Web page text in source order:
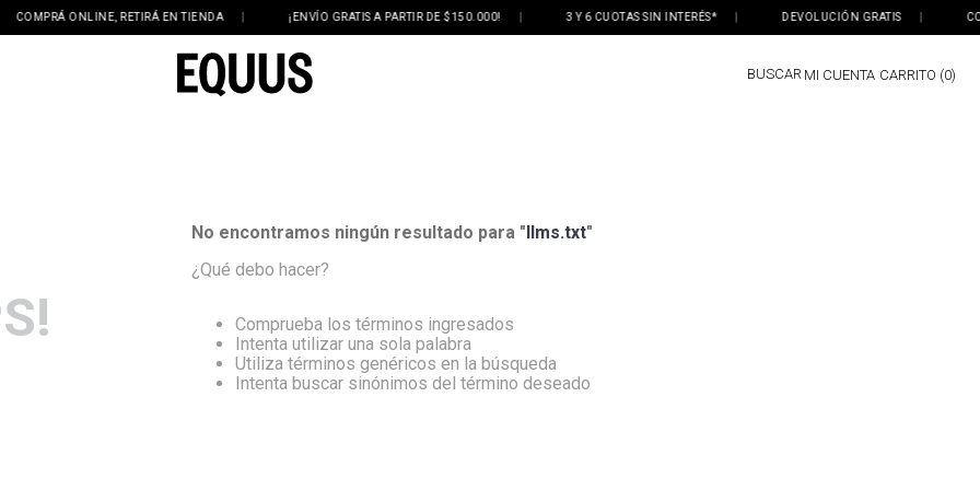
COMPRÁ ONLINE, RETIRÁ EN TIENDA | ¡ENVÍO GRATIS A PARTIR DE $150.000! | 3 Y 6 CUOTAS SIN INTERÉS* | DEVOLUCIÓN GRATIS |
BUSCAR MI CUENTA 0
No encontramos ningún resultado para "llms.txt"
¿Qué debo hacer?
Comprueba los términos ingresados
Intenta utilizar una sola palabra
Utiliza términos genéricos en la búsqueda
Intenta buscar sinónimos del término deseado